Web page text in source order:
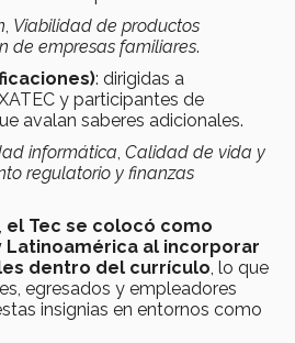
Viabilidad de productos
de empresas familiares.
: dirigidas a
y participantes de
avalan saberes adicionales.
informática Calidad de vida y
regulatorio y finanzas
el Tec se colocó como
Latinoamérica al incorporar
dentro del currículo , lo que
egresados y empleadores
insignias en entornos como